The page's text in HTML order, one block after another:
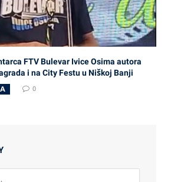
FTV Bulevar Ivice Osima autora
i na City Festu u Niškoj Banji
0